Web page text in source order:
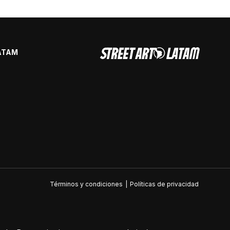
Términos y condiciones Políticas de privacidad